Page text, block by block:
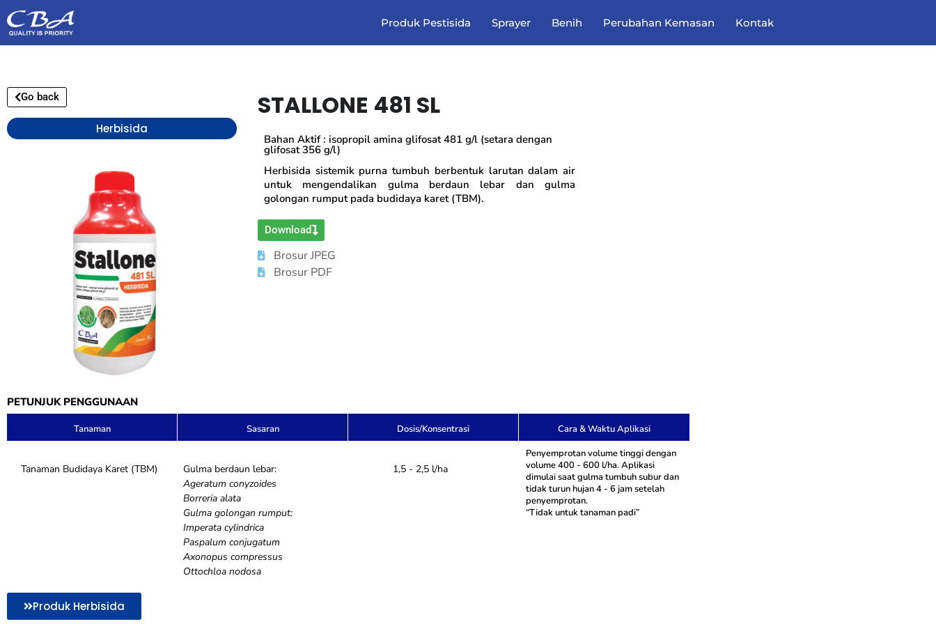
Produk Pestisida Sprayer Benih Perubahan Kemasan Kontak
Go back
Herbisida
STALLONE 481 SL
Bahan Aktif : isopropil amina glifosat 481 g/l (setara dengan
glifosat 356 g/l)
Herbisida sistemik purna tumbuh berbentuk larutan dalam air
untuk mengendalikan gulma berdaun lebar dan gulma
golongan rumput pada budidaya karet (TBM).
Download
Brosur JPEG
Brosur PDF
PETUNJUK PENGGUNAAN
Tanaman Sasaran Dosis/Konsentrasi Cara & Waktu Aplikasi
Tanaman Budidaya Karet (TBM)
Gulma berdaun lebar:
Ageratum conyzoides
Borreria alata
Gulma golongan rumput:
Imperata cylindrica
Paspalum conjugatum
Axonopus compressus
Ottochloa nodosa
1,5 - 2,5 l/ha
Penyemprotan volume tinggi dengan
volume 400 - 600 l/ha. Aplikasi
dimulai saat gulma tumbuh subur dan
tidak turun hujan 4 - 6 jam setelah
penyemprotan.
“Tidak untuk tanaman padi”
Produk Herbisida